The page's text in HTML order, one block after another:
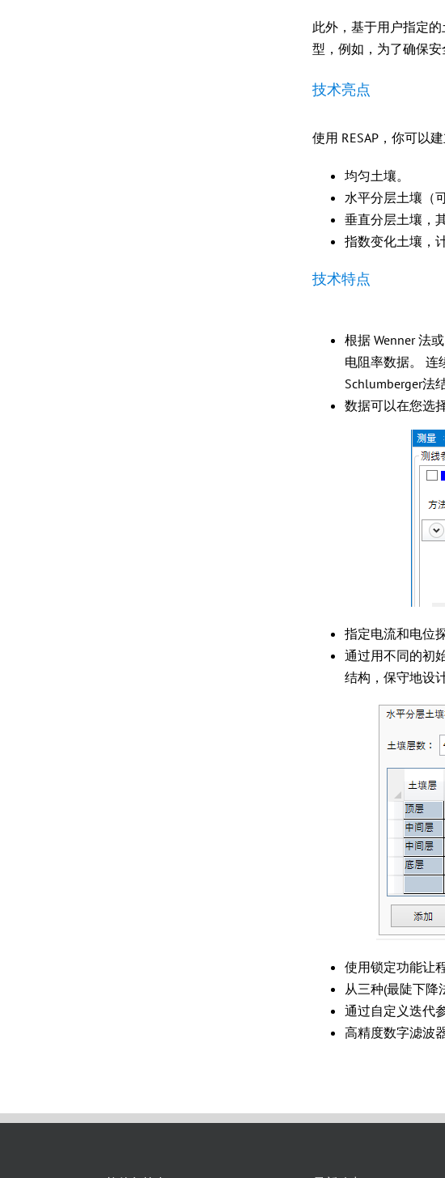
此外，基于用户指定
型，例如，为了确保
技术亮点
使用 RESAP，你可以
均匀土壤。
水平分层土壤（
垂直分层土壤，
指数变化土壤，
技术特点
根据 Wenner 法
电阻率数据。 连
Schlumberger法
数据可以在您选
指定电流和电位
通过用不同的初
结构，保守地设
使用锁定功能让
从三种(最陡下降
通过自定义迭代
高精度数字滤波